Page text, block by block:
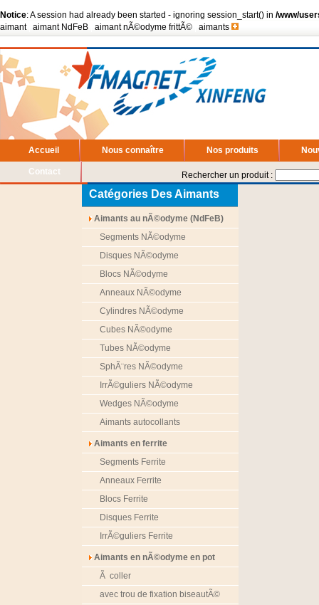
Notice: A session had already been started - ignoring session_start() in /www/
aimant aimant NdFeB aimant nÃ©odyme frittÃ© aimants
Accueil Nous connaître Nos produits
Contact Rechercher un produit :
Catégories Des Aimants
Aimants au nÃ©odyme (NdFeB)
Segments NÃ©odyme
Disques NÃ©odyme
Blocs NÃ©odyme
Anneaux NÃ©odyme
Cylindres NÃ©odyme
Cubes NÃ©odyme
Tubes NÃ©odyme
SphÃ¨res NÃ©odyme
IrrÃ©guliers NÃ©odyme
Wedges NÃ©odyme
Aimants autocollants
Aimants en ferrite
Segments Ferrite
Anneaux Ferrite
Blocs Ferrite
Disques Ferrite
IrrÃ©guliers Ferrite
Aimants en nÃ©odyme en pot
Ã coller
avec trou de fixation biseautÃ©